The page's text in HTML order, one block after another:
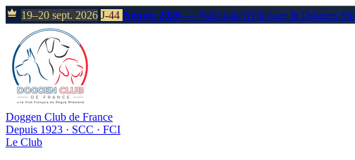
19–20 sept. 2026 J-44 Neuvic 2026 — Nationale d'Élevage & Doggen
Doggen Club de France
Depuis 1923 · SCC · FCI
Le Club